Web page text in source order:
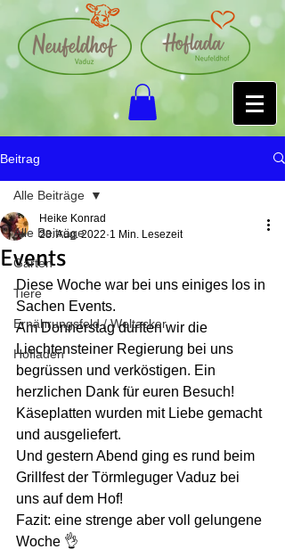
Beitrag
Alle Beiträge
Garten
Tiere
Ernährungsfeld / Weltacker
Hofladen
Alle Beiträge
Events
Heike Konrad
28. Aug. 2022 1 Min. Lesezeit
Diese Woche war bei uns einiges los in
Sachen Events.
Am Donnerstag durften wir die
Liechtensteiner Regierung bei uns
begrüssen und verköstigen. Ein
herzlichen Dank für euren Besuch!
Käseplatten wurden mit Liebe gemacht
und ausgeliefert.
Und gestern Abend ging es rund beim
Grillfest der Törmleguger Vaduz bei
uns auf dem Hof!
Fazit: eine strenge aber voll gelungene
Woche 👌